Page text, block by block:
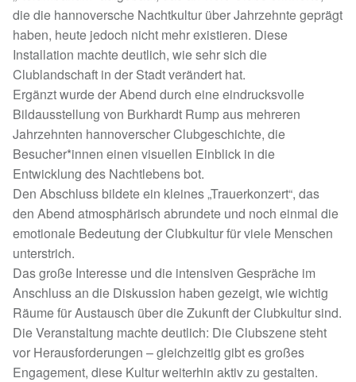
die die hannoversche Nachtkultur über Jahrzehnte geprägt
haben, heute jedoch nicht mehr existieren. Diese
Installation machte deutlich, wie sehr sich die
Clublandschaft in der Stadt verändert hat.
Ergänzt wurde der Abend durch eine eindrucksvolle
Bildausstellung von Burkhardt Rump aus mehreren
Jahrzehnten hannoverscher Clubgeschichte, die
Besucher*innen einen visuellen Einblick in die
Entwicklung des Nachtlebens bot.
Den Abschluss bildete ein kleines „Trauerkonzert“, das
den Abend atmosphärisch abrundete und noch einmal die
emotionale Bedeutung der Clubkultur für viele Menschen
unterstrich.
Das große Interesse und die intensiven Gespräche im
Anschluss an die Diskussion haben gezeigt, wie wichtig
Räume für Austausch über die Zukunft der Clubkultur sind.
Die Veranstaltung machte deutlich: Die Clubszene steht
vor Herausforderungen – gleichzeitig gibt es großes
Engagement, diese Kultur weiterhin aktiv zu gestalten.